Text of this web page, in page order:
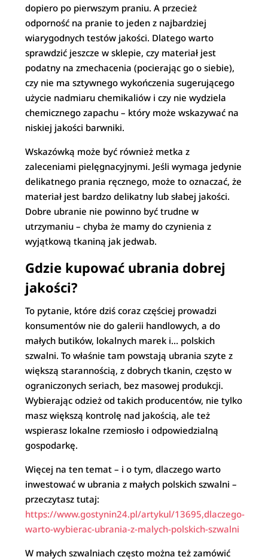
dopiero po pierwszym praniu. A przecież
odporność na pranie to jeden z najbardziej
wiarygodnych testów jakości. Dlatego warto
sprawdzić jeszcze w sklepie, czy materiał jest
podatny na zmechacenia (pocierając go o siebie),
czy nie ma sztywnego wykończenia sugerującego
użycie nadmiaru chemikaliów i czy nie wydziela
chemicznego zapachu – który może wskazywać na
niskiej jakości barwniki.
Wskazówką może być również metka z
zaleceniami pielęgnacyjnymi. Jeśli wymaga jedynie
delikatnego prania ręcznego, może to oznaczać, że
materiał jest bardzo delikatny lub słabej jakości.
Dobre ubranie nie powinno być trudne w
utrzymaniu – chyba że mamy do czynienia z
wyjątkową tkaniną jak jedwab.
Gdzie kupować ubrania dobrej
jakości?
To pytanie, które dziś coraz częściej prowadzi
konsumentów nie do galerii handlowych, a do
małych butików, lokalnych marek i… polskich
szwalni. To właśnie tam powstają ubrania szyte z
większą starannością, z dobrych tkanin, często w
ograniczonych seriach, bez masowej produkcji.
Wybierając odzież od takich producentów, nie tylko
masz większą kontrolę nad jakością, ale też
wspierasz lokalne rzemiosło i odpowiedzialną
gospodarkę.
Więcej na ten temat – i o tym, dlaczego warto
inwestować w ubrania z małych polskich szwalni –
przeczytasz tutaj:
https://www.gostynin24.pl/artykul/13695,dlaczego-
warto-wybierac-ubrania-z-malych-polskich-szwalni
W małych szwalniach często można też zamówić